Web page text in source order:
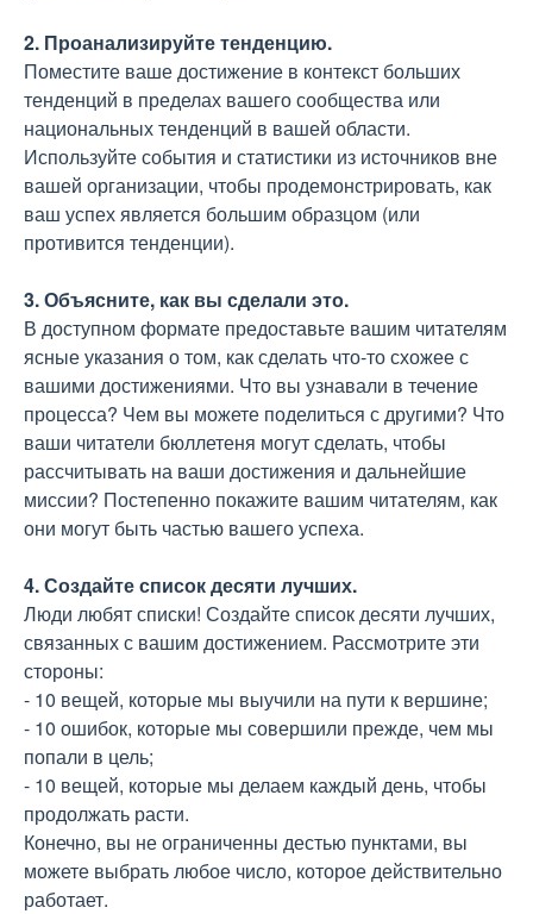
2. Проанализируйте тенденцию.
Поместите ваше достижение в контекст больших
тенденций в пределах вашего сообщества или
национальных тенденций в вашей области.
Используйте события и статистики из источников вне
вашей организации, чтобы продемонстрировать, как
ваш успех является большим образцом (или
противится тенденции).
3. Объясните, как вы сделали это.
В доступном формате предоставьте вашим читателям
ясные указания о том, как сделать что-то схожее с
вашими достижениями. Что вы узнавали в течение
процесса? Чем вы можете поделиться с другими? Что
ваши читатели бюллетеня могут сделать, чтобы
рассчитывать на ваши достижения и дальнейшие
миссии? Постепенно покажите вашим читателям, как
они могут быть частью вашего успеха.
4. Создайте список десяти лучших.
Люди любят списки! Создайте список десяти лучших,
связанных с вашим достижением. Рассмотрите эти
стороны:
- 10 вещей, которые мы выучили на пути к вершине;
- 10 ошибок, которые мы совершили прежде, чем мы
попали в цель;
- 10 вещей, которые мы делаем каждый день, чтобы
продолжать расти.
Конечно, вы не ограниченны дестью пунктами, вы
можете выбрать любое число, которое действительно
работает.